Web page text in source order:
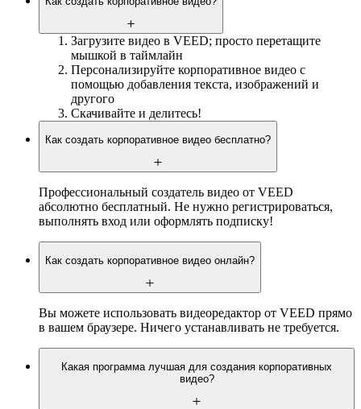
Загрузите видео в VEED; просто перетащите
мышкой в таймлайн
Персонализируйте корпоративное видео с
помощью добавления текста, изображений и
другого
Скачивайте и делитесь!
Как создать корпоративное видео бесплатно?
Профессиональный создатель видео от VEED
абсолютно бесплатный. Не нужно регистрироваться,
выполнять вход или оформлять подписку!
Как создать корпоративное видео онлайн?
Вы можете использовать видеоредактор от VEED прямо
в вашем браузере. Ничего устанавливать не требуется.
Какая программа лучшая для создания корпоративных
видео?